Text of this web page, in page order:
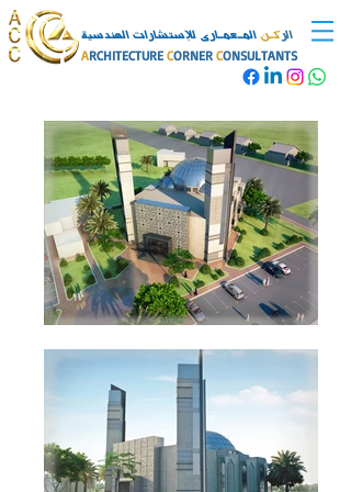
الر كـن المـعمـارى للإستشارات الهندسية
ARCHITECTURE CORNER CONSULTANTS